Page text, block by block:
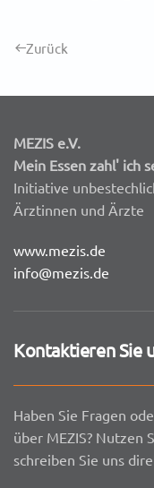
Zurück
MEZIS e.V.
Mein Essen zahl' ich
Initiative
Ärztinnen und Ärzte
www.mezis.de
info@mezis.de
Kontaktieren Sie
Haben Sie Fragen
über MEZIS? Nutzen
schreiben Sie uns